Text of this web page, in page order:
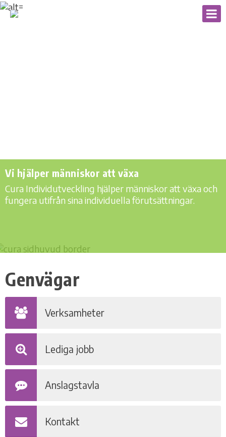
Vi hjälper människor att växa
Cura Individutveckling hjälper människor att växa och
fungera utifrån sina individuella förutsättningar.
Genvägar
Verksamheter
Lediga jobb
Anslagstavla
Kontakt